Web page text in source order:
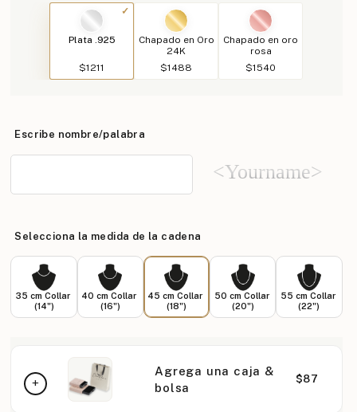
Plata .925
$1211
Chapado en Oro
24K
$1488
Chapado en oro
rosa
$1540
Escribe nombre/palabra
<Yourname>
Selecciona la medida de la cadena
35 cm Collar
(14")
40 cm Collar
(16")
45 cm Collar
(18")
50 cm Collar
(20")
55 cm Collar
(22")
Agrega una caja &
bolsa
$87